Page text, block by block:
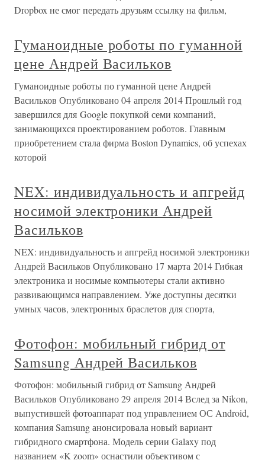
Dropbox не смог передать друзьям ссылку на фильм,
Гуманоидные роботы по гуманной
цене Андрей Васильков
Гуманоидные роботы по гуманной цене Андрей
Васильков Опубликовано 04 апреля 2014 Прошлый год
завершился для Google покупкой семи компаний,
занимающихся проектированием роботов. Главным
приобретением стала фирма Boston Dynamics, об успехах
которой
NEX: индивидуальность и апгрейд
носимой электроники Андрей
Васильков
NEX: индивидуальность и апгрейд носимой электроники
Андрей Васильков Опубликовано 17 марта 2014 Гибкая
электроника и носимые компьютеры стали активно
развивающимся направлением. Уже доступны десятки
умных часов, электронных браслетов для спорта,
Фотофон: мобильный гибрид от
Samsung Андрей Васильков
Фотофон: мобильный гибрид от Samsung Андрей
Васильков Опубликовано 29 апреля 2014 Вслед за Nikon,
выпустившей фотоаппарат под управлением ОС Android,
компания Samsung анонсировала новый вариант
гибридного смартфона. Модель серии Galaxy под
названием «K zoom» оснастили объективом с